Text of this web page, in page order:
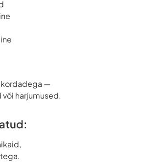
—
harjumused.